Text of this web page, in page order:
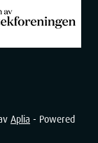
Aplia - Powered